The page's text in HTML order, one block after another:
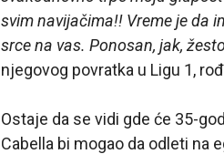
svim navijačima!! Vreme je da
srce na vas. Ponosan, jak,
njegovog povratka u Ligu 1,
Ostaje da se vidi gde će 35-
Cabella bi mogao da odleti na